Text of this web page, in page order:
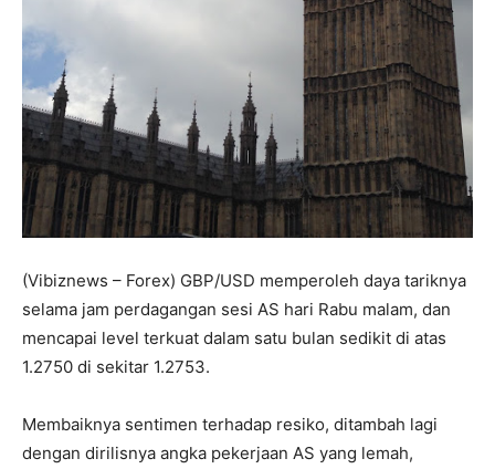
(Vibiznews – Forex) GBP/USD memperoleh daya tariknya
selama jam perdagangan sesi AS hari Rabu malam, dan
mencapai level terkuat dalam satu bulan sedikit di atas
1.2750 di sekitar 1.2753.
Membaiknya sentimen terhadap resiko, ditambah lagi
dengan dirilisnya angka pekerjaan AS yang lemah,